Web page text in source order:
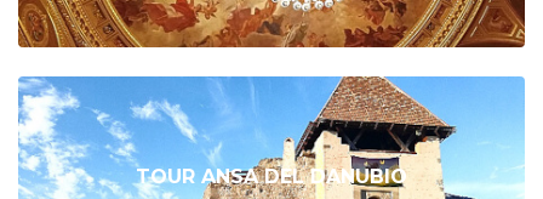
TOUR ANSA DEL DANUBIO